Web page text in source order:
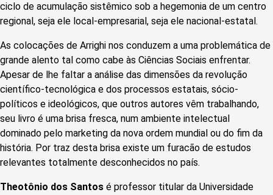
ciclo de acumulação sistêmico sob a hegemonia de um centro
regional, seja ele local-empresarial, seja ele nacional-estatal.
As colocações de Arrighi nos conduzem a uma problemática de
grande alento tal como cabe às Ciências Sociais enfrentar.
Apesar de lhe faltar a análise das dimensões da revolução
científico-tecnológica e dos processos estatais, sócio-
políticos e ideológicos, que outros autores vêm trabalhando,
seu livro é uma brisa fresca, num ambiente intelectual
dominado pelo marketing da nova ordem mundial ou do fim da
história. Por traz desta brisa existe um furacão de estudos
relevantes totalmente desconhecidos no país.
Theotônio dos Santos é professor titular da Universidade